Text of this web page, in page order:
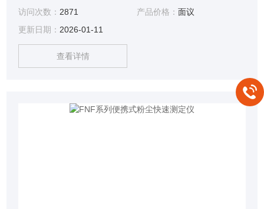
量的粉尘分析系统，由光学显微镜、数字CCD摄像机和颗粒图
像处理分析软件组成。
访问次数：2871 产品价格： 面议
更新日期：2026-01-11
查看详情